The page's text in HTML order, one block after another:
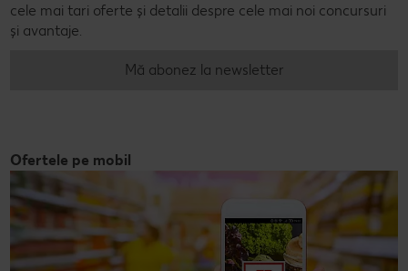
cele mai tari oferte și detalii despre cele mai noi concursuri
și avantaje.
Mă abonez la newsletter
Ofertele pe mobil